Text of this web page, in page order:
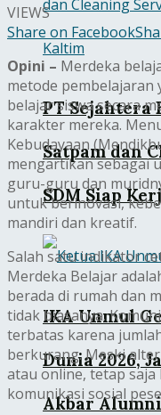
PT Sejahtera
Satpam dan
SDM Siap
IKA Unmul
Dunia 2026,
Akbar
VIEWS
Share on Facebook
Opini – Merdeka
metode pembelajaran
belajar siswa secara
karakter mereka.
Kebudayaan
mengartikan sebagai
guru-guru dan
untuk berinovasi,
mandiri dan kreatif.
Salah satu indikator
Merdeka Belajar
berada di rumah dan
tidak biasanya.
terbatas karena
berkurang. Meski
atau online, tetap
komunikasi sosial